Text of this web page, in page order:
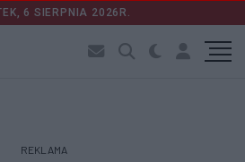
6 SIERPNIA 2026R.
REKLAMA